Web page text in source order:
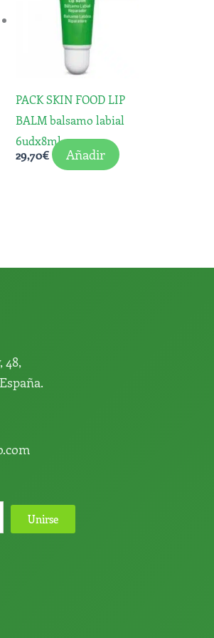
PACK SKIN FOOD LIP
BALM balsamo labial
6udx8ml.
29,70€ Añadir
48,
Unirse